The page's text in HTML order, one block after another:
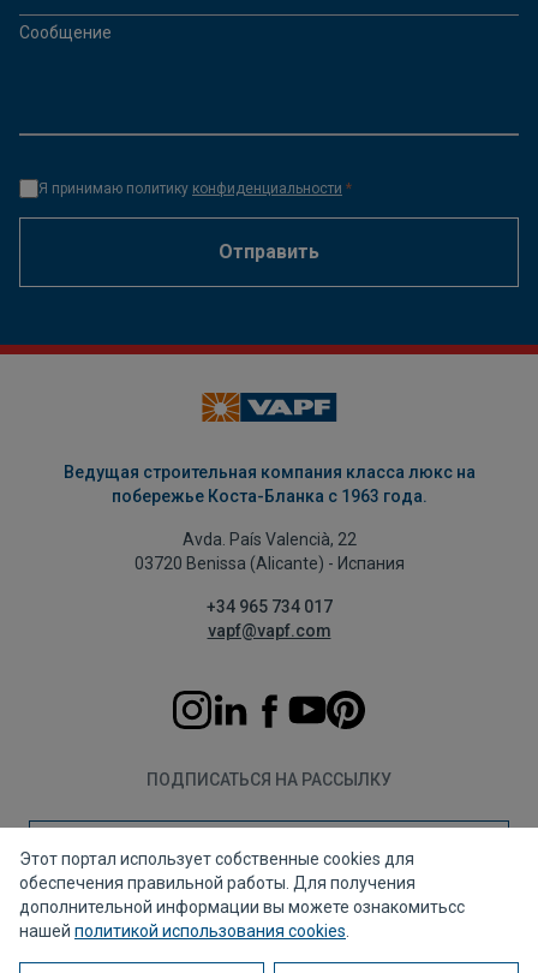
Сообщение
Я принимаю политику конфиденциальности *
Отправить
Ведущая строительная компания класса люкс на
побережье Коста-Бланка с 1963 года.
Avda. País Valencià, 22
03720 Benissa (Alicante) - Испания
+34 965 734 017
vapf@vapf.com
ПОДПИСАТЬСЯ НА РАССЫЛКУ
Подписаться
Политика конфиденциальности
Этот портал использует собственные cookies для
обеспечения правильной работы. Для получения
дополнительной информации вы можете ознакомитьсс
нашей политикой использования cookies